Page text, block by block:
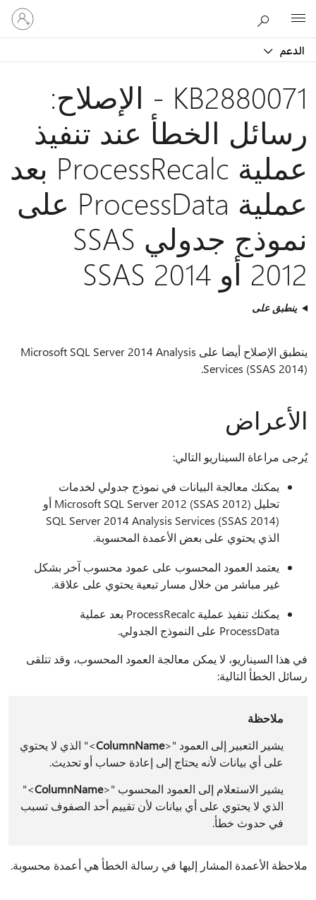
الدعم
تسجيل
الدخول
إلى
KB2880071 - الإصلاح:
رسائل الخطأ عند تنفيذ
عملية ProcessRecalc بعد
عملية ProcessData على
نموذج جدولي SSAS
2012 أو SSAS 2014
ينطبق على
ينطبق الإصلاح أيضا على Microsoft SQL Server 2014 Analysis
Services (SSAS 2014).
الأعراض
يُرجى مراعاة السيناريو التالي:
يمكنك معالجة البيانات في نموذج جدولي لخدمات
تحليل Microsoft SQL Server 2012 (SSAS 2012) أو
SQL Server 2014 Analysis Services (SSAS 2014)
الذي يحتوي على بعض الأعمدة المحسوبة.
يعتمد العمود المحسوب على عمود محسوب آخر بشكل
غير مباشر من خلال مسار تبعية يحتوي على علاقة.
يمكنك تنفيذ عملية ProcessRecalc بعد عملية
ProcessData على النموذج الجدولي.
في هذا السيناريو، لا يمكن معالجة العمود المحسوب، وقد تتلقى
رسائل الخطأ التالية:
ملاحظة
يشير التعبير إلى العمود "<ColumnName>" الذي لا يحتوي
على أي بيانات لأنه يحتاج إلى إعادة حساب أو تحديث.
يشير الاستعلام إلى العمود المحسوب "<ColumnName
>"
الذي لا يحتوي على أي بيانات لأن تقييم أحد الصفوف تسبب
في حدوث خطأ.
ملاحظة الأعمدة المشار إليها في رسالة الخطأ هي أعمدة محسوبة.